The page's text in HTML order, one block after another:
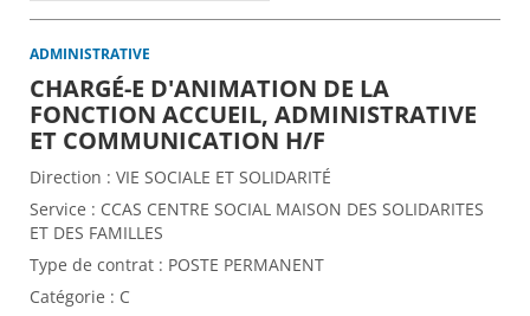
ADMINISTRATIVE
CHARGÉ-E D'ANIMATION DE LA
FONCTION ACCUEIL, ADMINISTRATIVE
ET COMMUNICATION H/F
Direction : VIE SOCIALE ET SOLIDARITÉ
Service : CCAS CENTRE SOCIAL MAISON DES SOLIDARITES
ET DES FAMILLES
Type de contrat : POSTE PERMANENT
Catégorie : C